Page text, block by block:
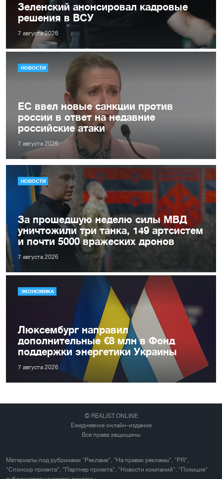
Зеленский анонсировал кадровые
решения в ВСУ
7 августа 2026
НОВОСТИ
ЕС ввел новые санкции против
россии в ответ на недавние
российские атаки
7 августа 2026
НОВОСТИ
За прошедшую неделю силы МВД
уничтожили три танка, 149 артсистем
и почти 5000 вражеских дронов
7 августа 2026
ЭКОНОМИКА
Люксембург направил
дополнительные €8 млн в Фонд
поддержки энергетики Украины
7 августа 2026
© REALIST.ONLINE
Ежедневное онлайн-издание
Все права защищены
Материалы под рубриками "Реклама", "На правах рекламы", "PR",
"Спонсор проекта", "Партнер проекта", "Новости компаний", "Позиция"